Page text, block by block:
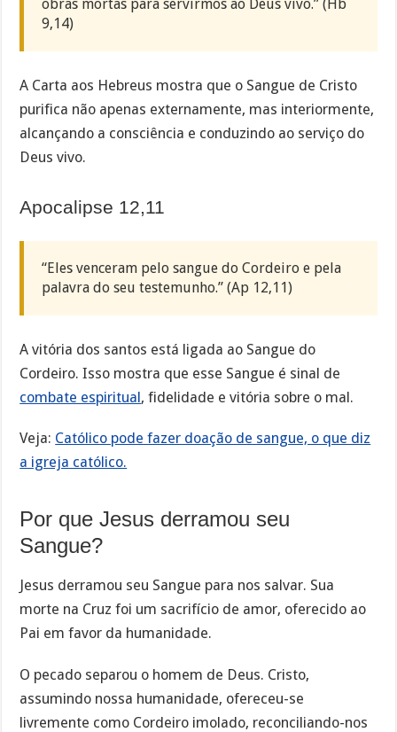
obras mortas para servirmos ao Deus vivo.” (Hb
9,14)
A Carta aos Hebreus mostra que o Sangue de Cristo
purifica não apenas externamente, mas interiormente,
alcançando a consciência e conduzindo ao serviço do
Deus vivo.
Apocalipse 12,11
“Eles venceram pelo sangue do Cordeiro e pela
palavra do seu testemunho.” (Ap 12,11)
A vitória dos santos está ligada ao Sangue do
Cordeiro. Isso mostra que esse Sangue é sinal de
combate espiritual, fidelidade e vitória sobre o mal.
Veja: Católico pode fazer doação de sangue, o que diz
a igreja católico.
Por que Jesus derramou seu
Sangue?
Jesus derramou seu Sangue para nos salvar. Sua
morte na Cruz foi um sacrifício de amor, oferecido ao
Pai em favor da humanidade.
O pecado separou o homem de Deus. Cristo,
assumindo nossa humanidade, ofereceu-se
livremente como Cordeiro imolado, reconciliando-nos